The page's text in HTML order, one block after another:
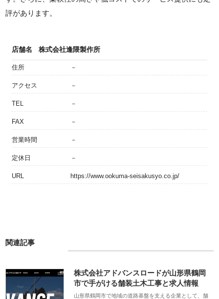
評があります。
店舗名 株式会社逢隈製作所
住所 －
アクセス －
TEL －
FAX －
営業時間 －
定休日 －
URL https://www.ookuma-seisakusyo.co.jp/
関連記事
株式会社アドバンスロードが山形県鶴岡
市で手がける舗装土木工事と求人情報
山形県鶴岡市で地域の道路基盤を支える企業として、舗